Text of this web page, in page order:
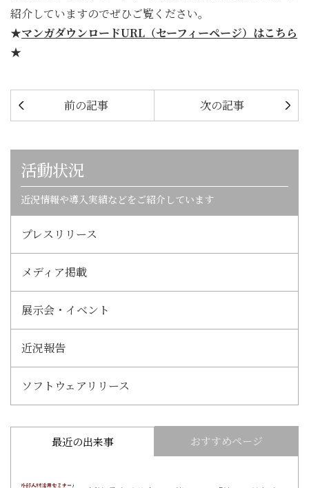
紹介していますのでぜひご覧ください。
★マンガダウンロードURL（セーフィーページ）はこちら
★
前の記事 次の記事
活動状況
近況情報や導入実績などをご紹介しています
プレスリリース
メディア掲載
展示会・イベント
近況報告
ソフトウェアリリース
最近の出来事 おすすめページ